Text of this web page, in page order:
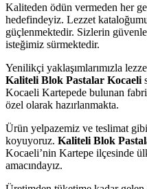
Kaliteden ödün vermeden her
hedefindeyiz. Lezzet
güçlenmektedir. Sizlerin
isteğimiz sürmektedir.
Yenilikçi yaklaşımlarımızla
Kaliteli Blok Pastalar Kocaeli
Kocaeli Kartepede bulunan
özel olarak hazırlanmakta.
Ürün yelpazemiz ve teslimat
koyuyoruz. Kaliteli Blok
Kocaeli’nin Kartepe ilçesinde
amacındayız.